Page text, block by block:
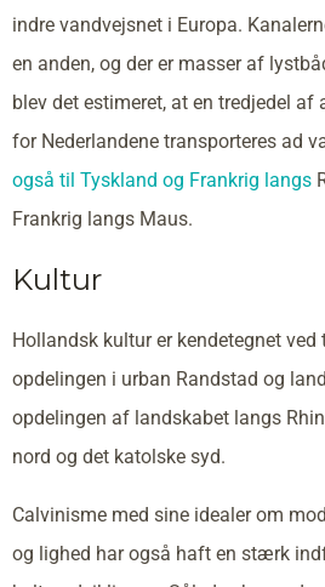
indre vandvejsnet i Europa.
en anden, og der er masser af
blev det estimeret, at en tredjedel
for Nederlandene transporteres ad
også til Tyskland og Frankrig langs
Frankrig langs Maus.
Kultur
Hollandsk kultur er kendetegnet ved
opdelingen i urban Randstad og
opdelingen af landskabet langs
nord og det katolske syd.
Calvinisme med sine idealer om
og lighed har også haft en stærk